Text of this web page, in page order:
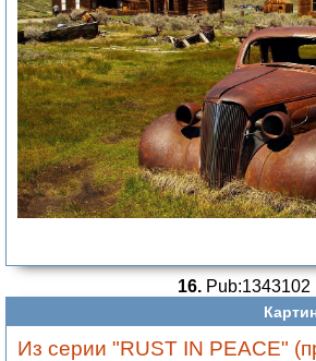
16. Pub:1343102
Из серии "RUST IN PEACE"